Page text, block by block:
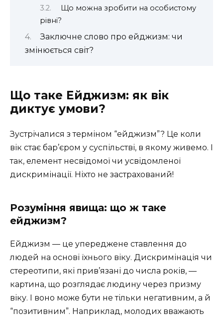
Що можна зробити на особистому
рівні?
Заключне слово про ейджизм: чи
змінюється світ?
Що таке Ейджизм: як вік
диктує умови?
Зустрічалися з терміном “ейджизм”? Це коли
вік стає бар’єром у суспільстві, в якому живемо. І
так, елемент несвідомої чи усвідомленої
дискримінації. Ніхто не застрахований!
Розуміння явища: що ж таке
ейджизм?
Ейджизм — це упереджене ставлення до
людей на основі їхнього віку. Дискримінація чи
стереотипи, які прив’язані до числа років, —
картина, що розглядає людину через призму
віку. І воно може бути не тільки негативним, а й
“позитивним”. Наприклад, молодих вважають